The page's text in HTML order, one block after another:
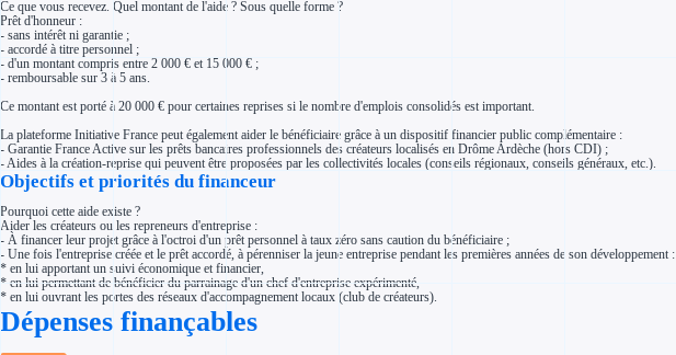
Aides Bpifrance
Solutions MAPi
Simulateur d'éligibilité
Quelles aides pour votre secteur ?
Ouvrage
Territoires
Régions de A à H
Aides Région Auvergne-Rhône-Alpes
Aides Région Bourgogne-Franche-Comté
Aides Région Bretagne
Aides Région Corse
Aides Région Grand-Est
Aides Région Hauts-de-France
Régions de I à P
Aides Région Île-de-France
Aides Région Normandie
Aides Région Nouvelle-Aquitaine
Aides Région Occitanie
Ce que vous recevez. Quel montant de l'aide ? Sous quelle forme ?
Prêt d'honneur :
- sans intérêt ni garantie ;
- accordé à titre personnel ;
- d'un montant compris entre 2 000 € et 15 000 € ;
- remboursable sur 3 à 5 ans.
Ce montant est porté à 20 000 € pour certaines reprises si le nombre d'emplois consolidés est important.
La plateforme Initiative France peut également aider le bénéficiaire grâce à un dispositif financier public complémentaire :
- Garantie France Active sur les prêts bancaires professionnels des créateurs localisés en Drôme Ardèche (hors CDI) ;
- Aides à la création-reprise qui peuvent être proposées par les collectivités locales (conseils régionaux, conseils généraux, etc.).
Objectifs et priorités du financeur
Pourquoi cette aide existe ?
Aider les créateurs ou les repreneurs d'entreprise :
- À financer leur projet grâce à l'octroi d'un prêt personnel à taux zéro sans caution du bénéficiaire ;
- Une fois l'entreprise créée et le prêt accordé, à pérenniser la jeune entreprise pendant les premières années de son développement :
* en lui apportant un suivi économique et financier,
* en lui permettant de bénéficier du parrainage d'un chef d'entreprise expérimenté,
* en lui ouvrant les portes des réseaux d'accompagnement locaux (club de créateurs).
Dépenses finançables